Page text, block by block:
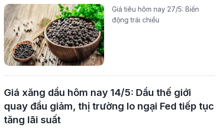
Giá tiêu hôm nay 27/5: Biến
động trái chiều
Giá xăng dầu hôm nay 14/5: Dầu thế giới
quay đầu giảm, thị trường lo ngại Fed tiếp tục
tăng lãi suất